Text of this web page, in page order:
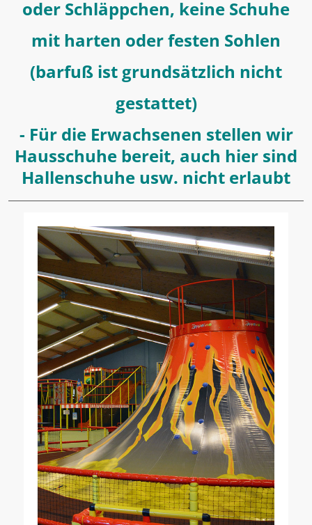
oder Schläppchen, keine Schuhe
mit harten oder festen Sohlen
(barfuß ist grundsätzlich nicht
gestattet)
- Für die Erwachsenen stellen wir
Hausschuhe bereit, auch hier sind
Hallenschuhe usw. nicht erlaubt